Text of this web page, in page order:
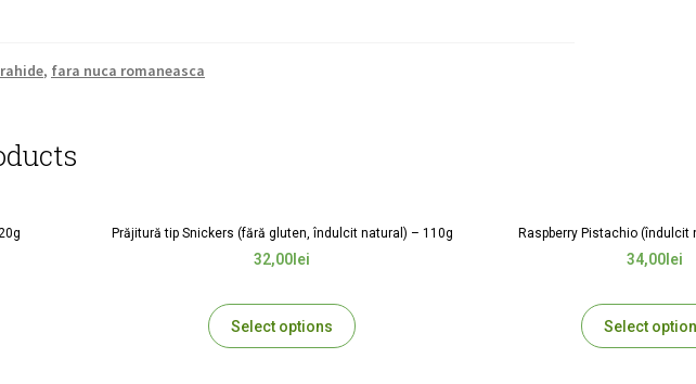
, fara nuca romaneasca
Prăjitură tip Snickers (fără gluten, îndulcit natural) – 110g
32,00 lei
Select options
Raspberry Pistachio (îndulcit
34,00 lei
Select